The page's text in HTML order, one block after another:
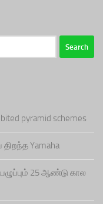
pyramid schemes
Yamaha
25 ஆண்டு கால